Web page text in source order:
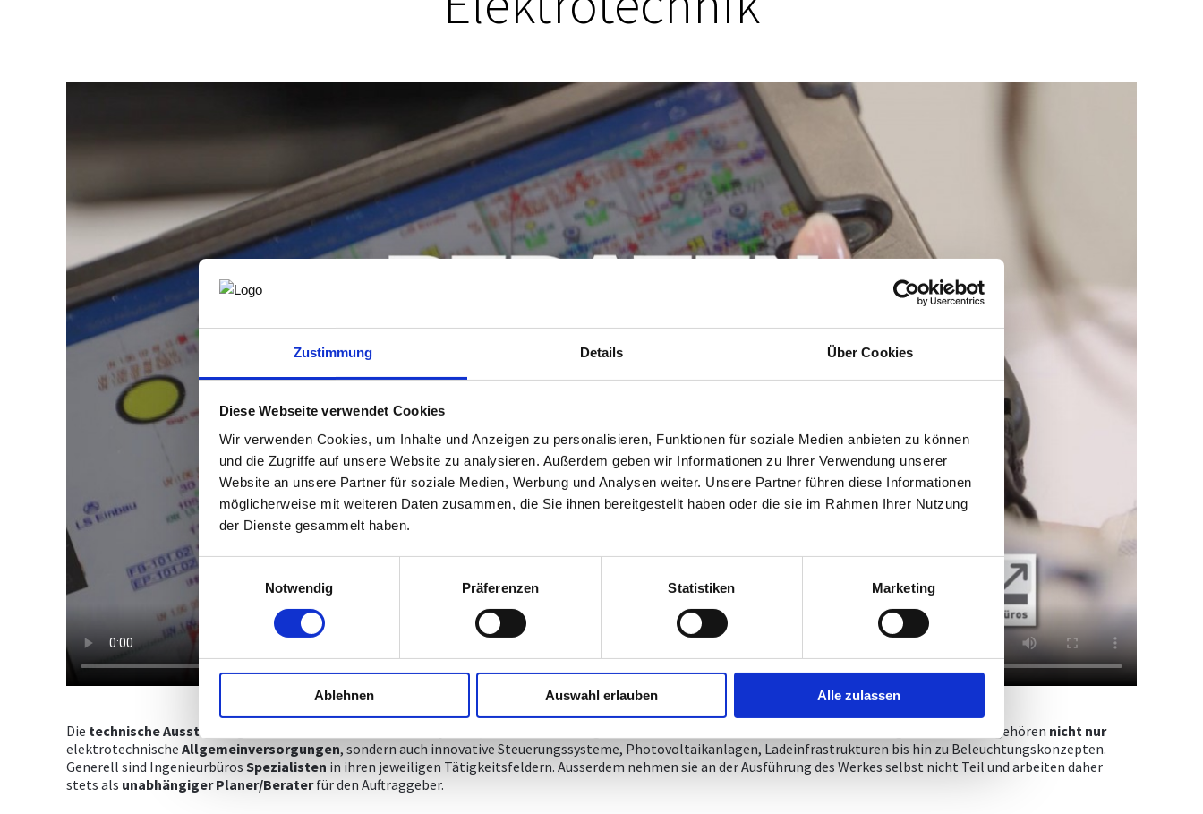
Zustimmung Details Über Cookies
Diese Webseite verwendet Cookies
Wir verwenden Cookies, um Inhalte und Anzeigen zu personalisieren, Funktionen für soziale Medien anbieten zu können
und die Zugriffe auf unsere Website zu analysieren. Außerdem geben wir Informationen zu Ihrer Verwendung unserer
Website an unsere Partner für soziale Medien, Werbung und Analysen weiter. Unsere Partner führen diese Informationen
möglicherweise mit weiteren Daten zusammen, die Sie ihnen bereitgestellt haben oder die sie im Rahmen Ihrer Nutzung
der Dienste gesammelt haben.
Notwendig
Präferenzen Statistiken Marketing
Ablehnen Auswahl erlauben Alle zulassen
Die technischeAusstattung , daher sind die Aufgaben der Elektrotechnik mittlerweile sehr breit gefächert. Dazu gehören nicht nur
elektrotechnische Allgemeinversorgungen, sondern auch innovative Steuerungssysteme, Photovoltaikanlagen, Ladeinfrastrukturen bis hin zu Beleuchtungskonzepten.
Generell sind Ingenieurbüros Spezialisten in ihren jeweiligen Tätigkeitsfeldern. Ausserdem nehmen sie an der Ausführung des Werkes selbst nicht Teil und arbeiten daher
stets als unabhängiger Planer/Beraterfür den Auftraggeber.